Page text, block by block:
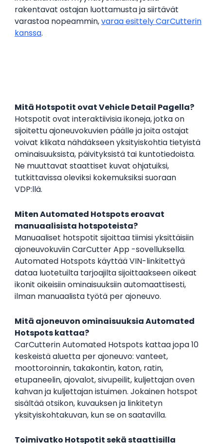
rakentavat ostajan luottamusta ja siirtävät
varastoa nopeammin,varaa esittely CarCutterin
kanssa.
Mitä Hotspotit ovat Vehicle Detail Pagella?
Hotspotit ovat interaktiivisia ikoneja, jotka on
sijoitettu ajoneuvokuvien päälle ja joita ostajat
voivat klikata nähdäkseen yksityiskohtia tietyistä
ominaisuuksista, päivityksistä tai kuntotiedoista.
Ne muuttavat staattiset kuvat ohjatuiksi,
tutkittavissa oleviksi kokemuksiksi suoraan
VDP:llä.
Miten Automated Hotspots eroavat
manuaalisista hotspoteista?
Manuaaliset hotspotit sijoittaa tiimisi yksittäisiin
ajoneuvokuviin CarCutter App -sovelluksella.
Automated Hotspots käyttää VIN-linkitettyä
dataa luotetuilta tarjoajilta sijoittaakseen oikeat
ikonit oikeisiin ominaisuuksiin automaattisesti,
ilman manuaalista työtä per ajoneuvo.
Mitä ajoneuvon ominaisuuksia Automated
Hotspots kattaa?
CarCutterin Automated Hotspots kattaa jopa 10
keskeistä aluetta per ajoneuvo: vanteet,
moottoroinnin, takakontin, katon, ratin,
etupaneelin, ajovalot, sivupeilit, kuljettajan oven
kahvan ja kuljettajan istuimen. Jokainen hotspot
sisältää otsikon, kuvauksen ja linkitetyn
yksityiskohtakuvan, kun se on saatavilla.
Toimivatko Hotspotit sekä staattisilla